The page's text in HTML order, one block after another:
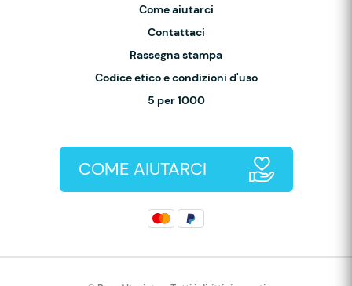
Come aiutarci
Contattaci
Rassegna stampa
Codice etico e condizioni d'uso
5 per 1000
COME AIUTARCI